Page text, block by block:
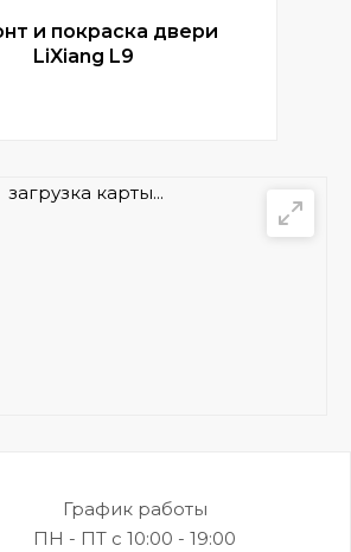
и покраска двери
LiXiang L9
загрузка карты...
График работы
ПН - ПТ с 10:00 - 19:00